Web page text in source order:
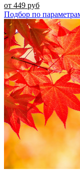
от 449 руб
Подбор по